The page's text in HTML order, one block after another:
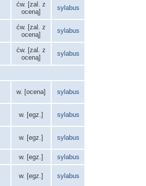
ćw. [zal. z
oceną]
sylabus
ćw. [zal. z
oceną]
sylabus
ćw. [zal. z
oceną]
sylabus
w. [ocena] sylabus
w. [egz.] sylabus
w. [egz.] sylabus
w. [egz.] sylabus
w. [egz.] sylabus